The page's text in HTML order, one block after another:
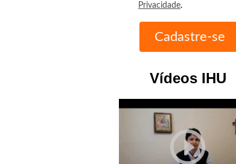
Privacidade.
Vídeos IHU
play_circle_outline